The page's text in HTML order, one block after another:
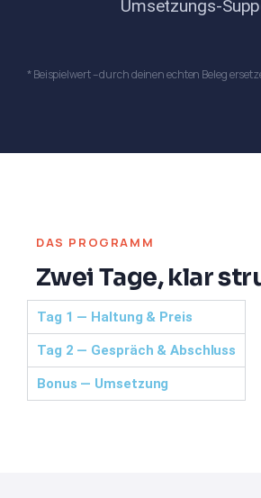
Umsetzungs-
* Beispielwert – durch deinen echten Beleg
DAS PROGRAMM
Zwei Tage, klar
Tag 1 — Haltung & Preis
Tag 2 — Gespräch & Abschluss
Bonus — Umsetzung